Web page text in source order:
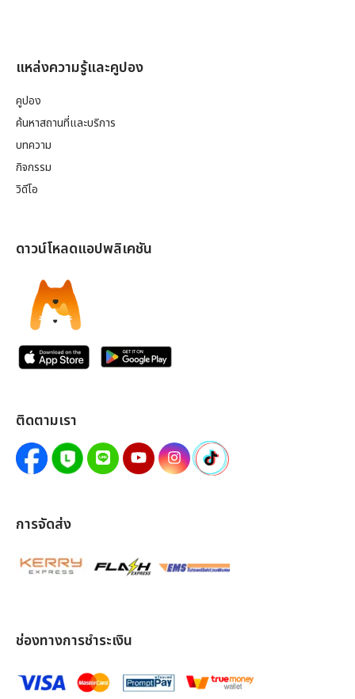
แหล่งความรู้และคูปอง
คูปอง
ค้นหาสถานที่และบริการ
บทความ
กิจกรรม
วิดีโอ
ดาวน์โหลดแอปพลิเคชัน
ติดตามเรา
การจัดส่ง
ช่องทางการชำระเงิน